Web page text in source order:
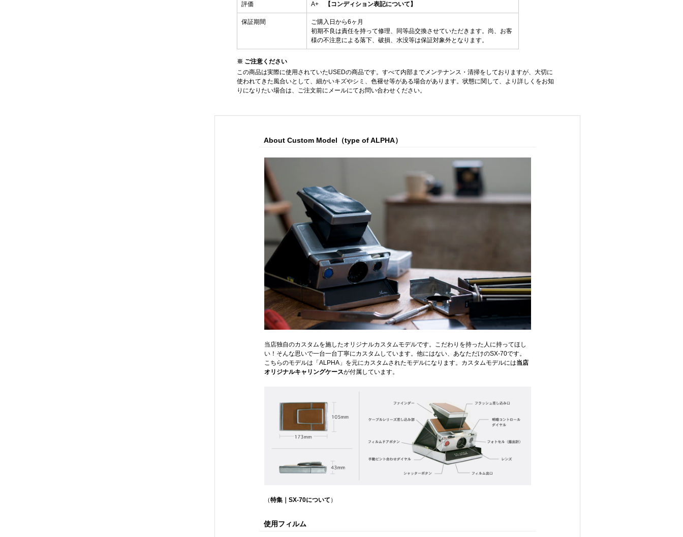
評価 A+ 【コンディション表記について】
保証期間
ご購入日から6ヶ月
初期不良は責任を持って修理、同等品交換させていただきます。尚、お客
様の不注意による落下、破損、水没等は保証対象外となります。
※ ご注意ください
この商品は実際に使用されていたUSEDの商品です。すべて内部までメンテナンス・清掃をしておりますが、大切に
使われてきた風合いとして、細かいキズやシミ、色褪せ等がある場合があります。状態に関して、より詳しくをお知
りになりたい場合は、ご注文前にメールにてお問い合わせください。
About Custom Model（type of ALPHA）
当店独自のカスタムを施したオリジナルカスタムモデルです。こだわりを持った人に持ってほし
い！そんな思いで一台一台丁寧にカスタムしています。他にはない、あなただけのSX-70です。
こちらのモデルは「ALPHA」を元にカスタムされたモデルになります。カスタムモデルには当店
オリジナルキャリングケースが付属しています。
（特集｜SX-70について ）
使用フィルム